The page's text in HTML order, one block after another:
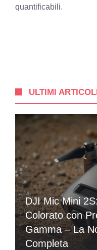
quantificabili.
ULTIMI
DJI Mic Mini
Colorato con
Gamma – La
Completa